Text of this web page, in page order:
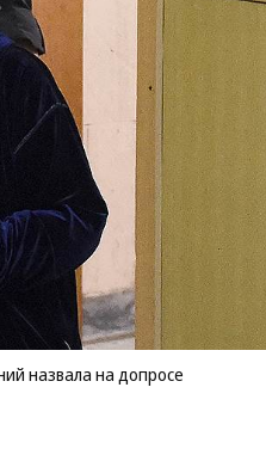
назвала на допросе